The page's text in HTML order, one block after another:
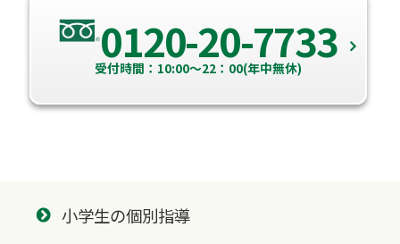
0120-20-7733
受付時間：10:00～22：00(年中無休)
小学生の個別指導